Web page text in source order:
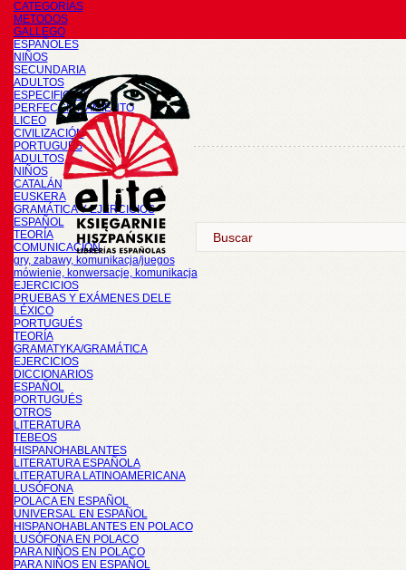
CATEGORÍAS
METODOS
GALLEGO
ESPAÑOLES
NIÑOS
SECUNDARIA
ADULTOS
ESPECIFICOS
PERFECCIONAMIENTO
LICEO
CIVILIZACIÓN
PORTUGUÉS
ADULTOS
NIÑOS
CATALÁN
EUSKERA
GRAMÁTICA Y EJERCICIOS
ESPAÑOL
TEORÍA
COMUNICACIÓN
gry, zabawy, komunikacja/juegos
mówienie, konwersacje, komunikacja
EJERCICIOS
PRUEBAS Y EXÁMENES DELE
LÉXICO
PORTUGUÉS
TEORÍA
GRAMATYKA/GRAMÁTICA
EJERCICIOS
DICCIONARIOS
ESPAÑOL
PORTUGUÉS
OTROS
LITERATURA
TEBEOS
HISPANOHABLANTES
LITERATURA ESPAÑOLA
LITERATURA LATINOAMERICANA
LUSÓFONA
POLACA EN ESPAÑOL
UNIVERSAL EN ESPAÑOL
HISPANOHABLANTES EN POLACO
LUSÓFONA EN POLACO
PARA NIÑOS EN POLACO
PARA NIÑOS EN ESPAÑOL